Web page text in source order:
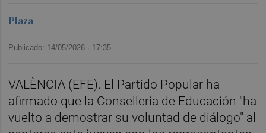
Plaza
Publicado: 14/05/2026 · 17:35
VALÈNCIA (EFE). El Partido Popular ha
afirmado que la Conselleria de Educación "ha
vuelto a demostrar su voluntad de diálogo" al